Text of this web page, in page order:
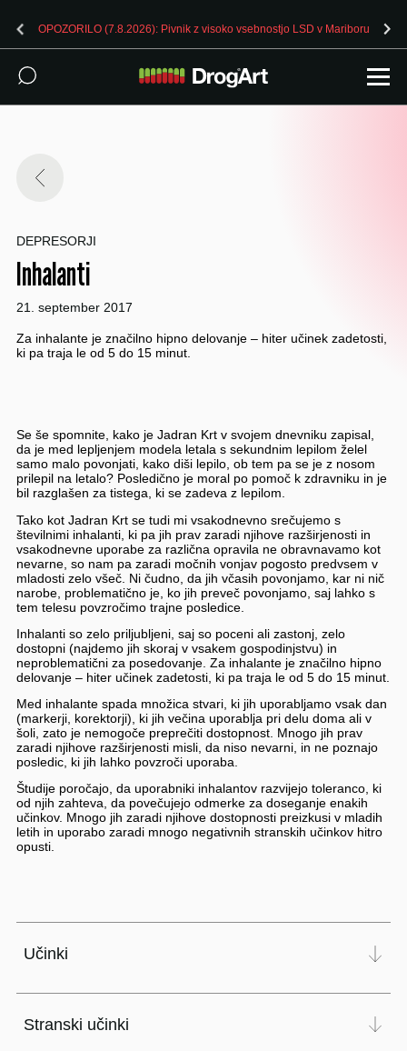
OPOZORILO (7.8.2026): Pivnik z visoko vsebnostjo LSD v Mariboru
DEPRESORJI
Inhalanti
21. september 2017
Za inhalante je značilno hipno delovanje – hiter učinek zadetosti,
ki pa traja le od 5 do 15 minut.
Se še spomnite, kako je Jadran Krt v svojem dnevniku zapisal,
da je med lepljenjem modela letala s sekundnim lepilom želel
samo malo povonjati, kako diši lepilo, ob tem pa se je z nosom
prilepil na letalo? Posledično je moral po pomoč k zdravniku in je
bil razglašen za tistega, ki se zadeva z lepilom.
Tako kot Jadran Krt se tudi mi vsakodnevno srečujemo s
številnimi inhalanti, ki pa jih prav zaradi njihove razširjenosti in
vsakodnevne uporabe za različna opravila ne obravnavamo kot
nevarne, so nam pa zaradi močnih vonjav pogosto predvsem v
mladosti zelo všeč. Ni čudno, da jih včasih povonjamo, kar ni nič
narobe, problematično je, ko jih preveč povonjamo, saj lahko s
tem telesu povzročimo trajne posledice.
Inhalanti so zelo priljubljeni, saj so poceni ali zastonj, zelo
dostopni (najdemo jih skoraj v vsakem gospodinjstvu) in
neproblematični za posedovanje. Za inhalante je značilno hipno
delovanje – hiter učinek zadetosti, ki pa traja le od 5 do 15 minut.
Med inhalante spada množica stvari, ki jih uporabljamo vsak dan
(markerji, korektorji), ki jih večina uporablja pri delu doma ali v
šoli, zato je nemogoče preprečiti dostopnost. Mnogo jih prav
zaradi njihove razširjenosti misli, da niso nevarni, in ne poznajo
posledic, ki jih lahko povzroči uporaba.
Študije poročajo, da uporabniki inhalantov razvijejo toleranco, ki
od njih zahteva, da povečujejo odmerke za doseganje enakih
učinkov. Mnogo jih zaradi njihove dostopnosti preizkusi v mladih
letih in uporabo zaradi mnogo negativnih stranskih učinkov hitro
opusti.
Učinki
Stranski učinki